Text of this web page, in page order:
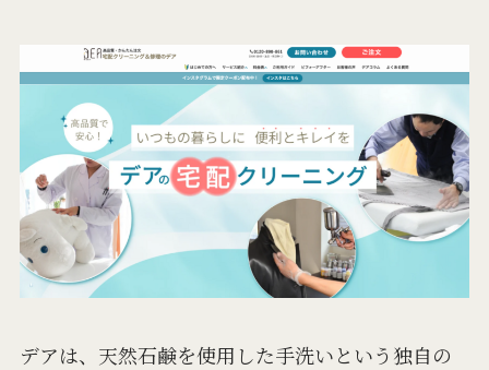
デアは、天然石鹸を使用した手洗いという独自の